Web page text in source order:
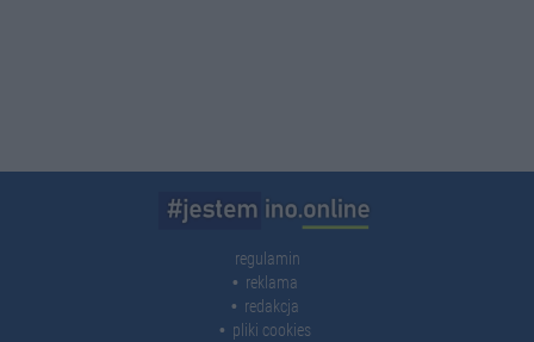
regulamin
reklama
redakcja
pliki cookies